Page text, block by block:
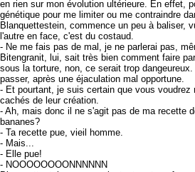
en rien sur mon évolution ultérieure. En effet,
génétique pour me limiter ou me contraindre
Blanquettestein, commence un peu à baliser,
l'autre en face, c'est du costaud.
- Ne me fais pas de mal, je ne parlerai pas,
Bitengranit, lui, sait très bien comment faire
sous la torture, non, ce serait trop
passer, après une éjaculation mal opportune.
- Et pourtant, je suis certain que vous voudrez
cachés de leur création.
- Ah, mais donc il ne s'agit pas de ma recette
bananes?
- Ta recette pue, vieil homme.
- Mais...
- Elle pue!
- NOOOOOOOONNNNNN